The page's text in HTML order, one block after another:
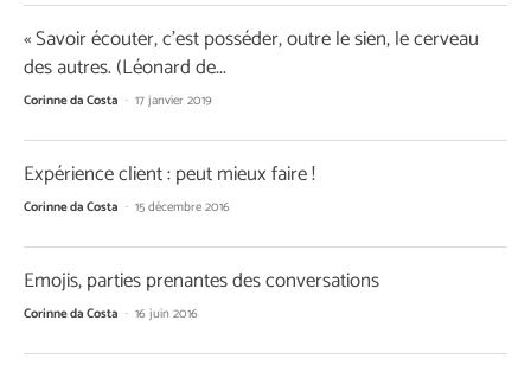
« Savoir écouter, c’est posséder, outre le sien, le cerveau
des autres. (Léonard de...
Corinne da Costa - 17 janvier 2019
Expérience client : peut mieux faire !
Corinne da Costa - 15 décembre 2016
Emojis, parties prenantes des conversations
Corinne da Costa - 16 juin 2016